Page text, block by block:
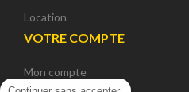
Location
VOTRE COMPTE
Mon compte